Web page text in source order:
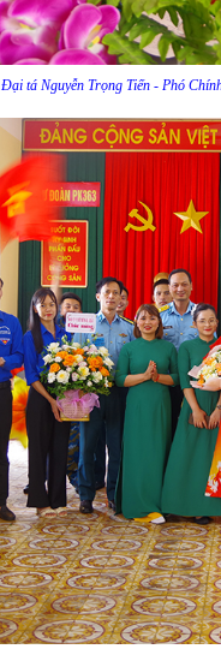
Đại tá Nguyễn Trọng Tiến - Phó